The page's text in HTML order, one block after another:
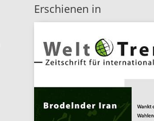
Erschienen in